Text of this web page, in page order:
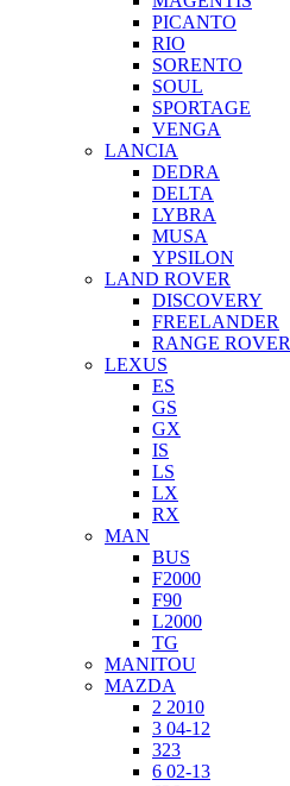
PICANTO
RIO
SORENTO
SOUL
SPORTAGE
VENGA
LANCIA
DEDRA
DELTA
LYBRA
MUSA
YPSILON
LAND ROVER
DISCOVERY
FREELANDER
RANGE ROVER
LEXUS
ES
GS
GX
IS
LS
LX
RX
MAN
BUS
F2000
F90
L2000
TG
MANITOU
MAZDA
2 2010
3 04-12
323
6 02-13